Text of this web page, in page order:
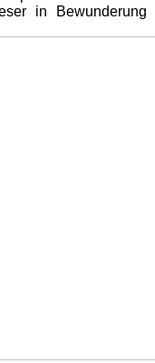
in Bewunderung